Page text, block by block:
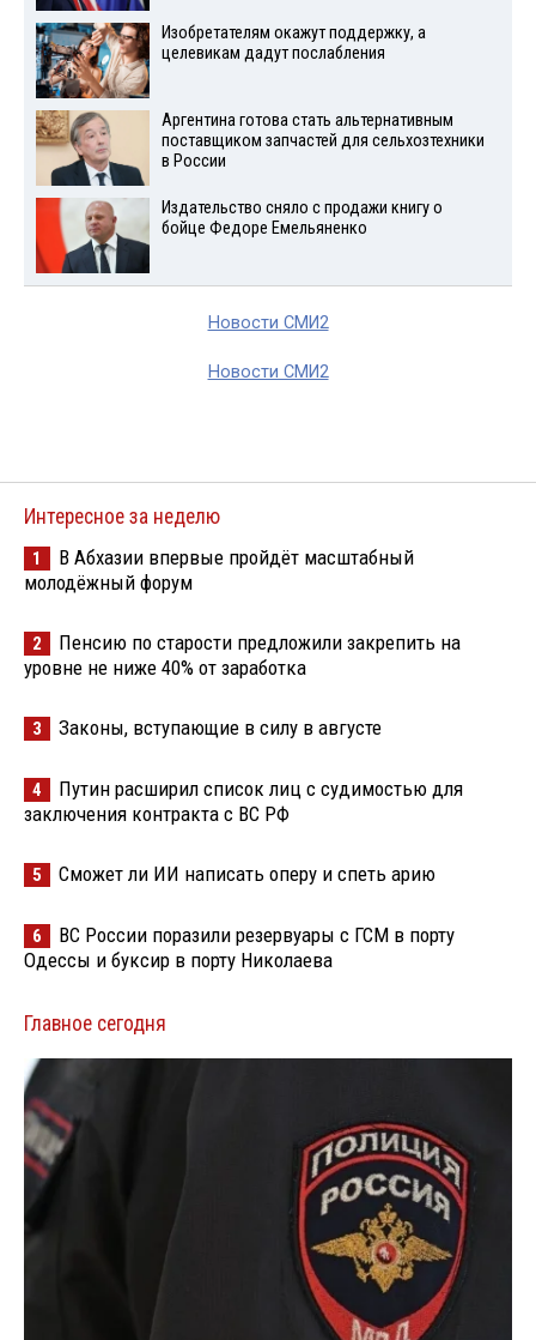
Изобретателям окажут поддержку, а
целевикам дадут послабления
Аргентина готова стать альтернативным
поставщиком запчастей для сельхозтехники
в России
Издательство сняло с продажи книгу о
бойце Федоре Емельяненко
Новости СМИ2
Новости СМИ2
Интересное за неделю
1
В Абхазии впервые пройдёт масштабный
молодёжный форум
2
Пенсию по старости предложили закрепить на
уровне не ниже 40% от заработка
3 Законы, вступающие в силу в августе
4
Путин расширил список лиц с судимостью для
заключения контракта с ВС РФ
5 Сможет ли ИИ написать оперу и спеть арию
6
ВС России поразили резервуары с ГСМ в порту
Одессы и буксир в порту Николаева
Главное сегодня